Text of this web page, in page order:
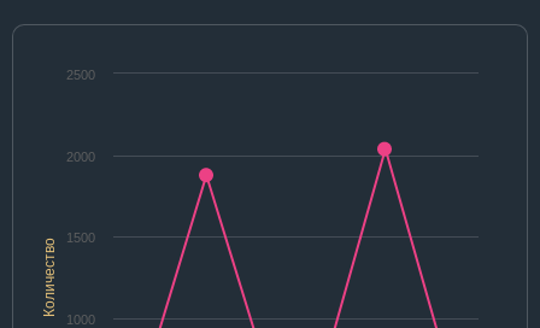
Количество
1000
1500
2000
2500